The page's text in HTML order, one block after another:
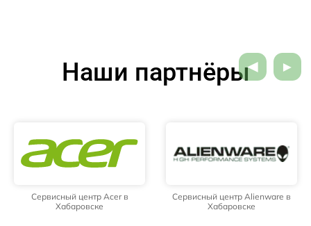
Наши партнёры
Сервисный центр Acer в
Хабаровске
Сервисный центр Alienware в
Хабаровске